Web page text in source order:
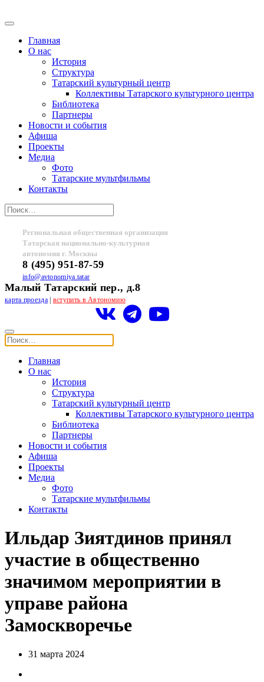
Главная
О нас
История
Структура
Татарский культурный центр
Коллективы Татарского культурного центра
Библиотека
Партнеры
Новости и события
Афиша
Проекты
Медиа
Фото
Татарские мультфильмы
Контакты
Региональная общественная организация
Татарская национально-культурная
автономия г. Москвы
8 (495) 951-87-59
info@avtonomiya.tatar
Малый Татарский пер., д.8
карта проезда| вступить в Автономию
Главная
О нас
История
Структура
Татарский культурный центр
Коллективы Татарского культурного центра
Библиотека
Партнеры
Новости и события
Афиша
Проекты
Медиа
Фото
Татарские мультфильмы
Контакты
Ильдар Зиятдинов принял
участие в общественно
значимом мероприятии в
управе района
Замоскворечье
31 марта 2024